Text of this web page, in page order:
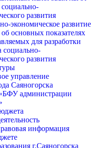
развития
экономическое развитие
основных показателях
для разработки
социально-
развития
управление
Саяногорска
администрации
информация
г.Саяногорска